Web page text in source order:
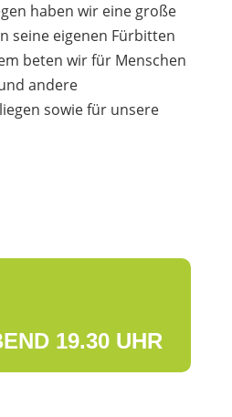
haben wir eine große
seine eigenen Fürbitten
beten wir für Menschen
andere
sowie für unsere
19.30 UHR